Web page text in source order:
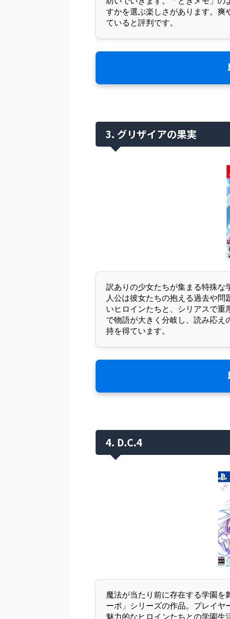
すかを選ぶ楽しさがあります。爽
ていると評判です。
3. グリザイアの果実
訳ありの少女たちが集まる特殊な
人公は彼女たちの抱える過去や
いヒロインたちと、シリアスで
で物語が大きく分岐し、読み応
持を得ています。
4. D.C.4
魔法が当たり前に存在する学園を
ーポ」シリーズの作品。プレイヤ
魅力的なヒロインたちとの学園生